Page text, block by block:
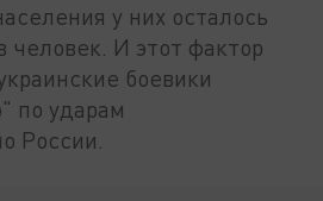
у них осталось
человек. И этот фактор
боевики
по ударам
России.